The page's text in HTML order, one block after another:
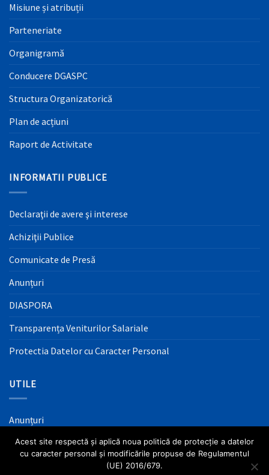
Misiune și atribuții
Parteneriate
Organigramă
Conducere DGASPC
Structura Organizatorică
Plan de acțiuni
Raport de Activitate
INFORMATII PUBLICE
Declaraţii de avere şi interese
Achiziţii Publice
Comunicate de Presă
Anunțuri
DIASPORA
Transparența Veniturilor Salariale
Protectia Datelor cu Caracter Personal
UTILE
Anunțuri
Mass Media
Acest site respectă și aplică noua politică de protecție a datelor
cu caracter personal și modificările propuse de Regulamentul
(UE) 2016/679.